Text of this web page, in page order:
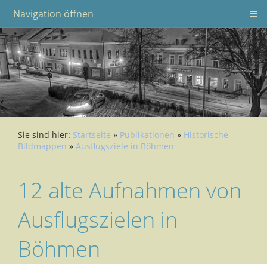
Navigation öffnen
Sie sind hier: Startseite » Publikationen » Historische
Bildmappen » Ausflugsziele in Böhmen
12 alte Aufnahmen von
Ausflugszielen in
Böhmen